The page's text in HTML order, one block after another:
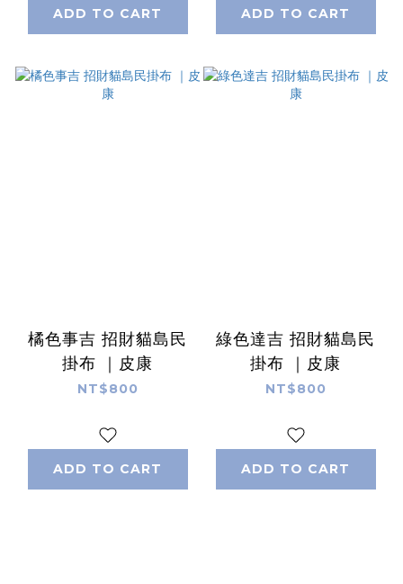
ADD TO CART ADD TO CART
橘色事吉 招財貓島民
掛布 ｜皮康
NT$800
ADD TO CART
綠色達吉 招財貓島民
掛布 ｜皮康
NT$800
ADD TO CART